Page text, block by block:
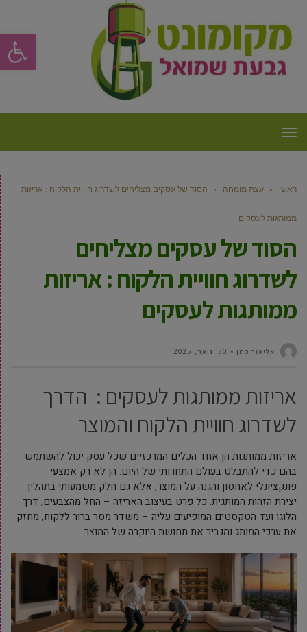
פתח
תפריט
ראשי » עצת מומחה » הסוד של עסקים מצליחים לשדרוג חוויית הלקוח : אריזות
ממותגות לעסקים
הסוד של עסקים מצליחים
לשדרוג חוויית הלקוח : אריזות
ממותגות לעסקים
30 ינואר, 2025
אריזות ממותגות לעסקים : הדרך
לשדרוג חוויית הלקוח והמוצר
אריזות ממותגות הן אחד הכלים המרכזיים שכל עסק יכול להשתמש
בהם כדי להתבלט בעולם התחרותי של היום. הן לא רק אמצעי
פונקציונלי לאחסון והגנה על המוצר, אלא גם חלק משמעותי בתהליך
יצירת הזהות המותגית. כל פרט בעיצוב האריזה – החל מהצבעים, דרך
הלוגו ועד הטקסטים המופיעים עליה – משדר מסר ברור ללקוח, מחזק
את ערכי המותג ומגביר את תחושת היוקרה של המוצר.